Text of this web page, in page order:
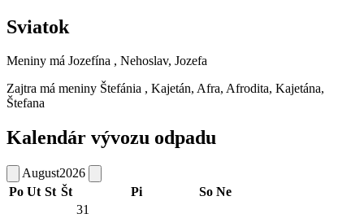
Sviatok
Meniny má Jozefína , Nehoslav, Jozefa
Zajtra má meniny Štefánia , Kajetán, Afra, Afrodita, Kajetána,
Štefana
Kalendár vývozu odpadu
August2026
Po Ut St Št Pi So Ne
31